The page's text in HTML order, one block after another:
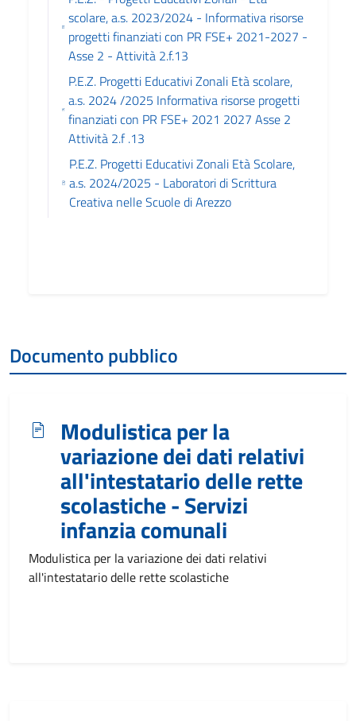
scolare, a.s. 2023/2024 - Informativa risorse
progetti finanziati con PR FSE+ 2021-2027 -
Asse 2 - Attività 2.f.13
P.E.Z. Progetti Educativi Zonali Età scolare,
a.s. 2024 /2025 Informativa risorse progetti
finanziati con PR FSE+ 2021 2027 Asse 2
Attività 2.f .13
P.E.Z. Progetti Educativi Zonali Età Scolare,
a.s. 2024/2025 - Laboratori di Scrittura
Creativa nelle Scuole di Arezzo
Documento pubblico
Modulistica per la
variazione dei dati relativi
all'intestatario delle rette
scolastiche - Servizi
infanzia comunali
Modulistica per la variazione dei dati relativi
all'intestatario delle rette scolastiche